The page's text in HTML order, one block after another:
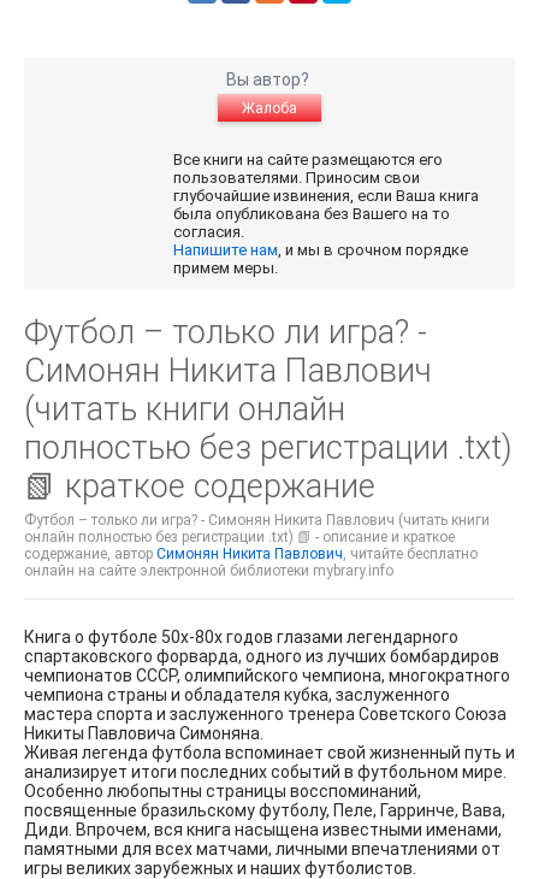
Вы автор?
Жалоба
Все книги на сайте размещаются его
пользователями. Приносим свои
глубочайшие извинения, если Ваша книга
была опубликована без Вашего на то
согласия.
Напишите нам , и мы в срочном порядке
примем меры.
Футбол – только ли игра? -
Симонян Никита Павлович
(читать книги онлайн
полностью без регистрации .txt)
📗 краткое содержание
Футбол – только ли игра? - Симонян Никита Павлович (читать книги
онлайн полностью без регистрации .txt) 📗 - описание и краткое
содержание, автор Симонян Никита Павлович , читайте бесплатно
онлайн на сайте электронной библиотеки mybrary.info
Книга о футболе 50х-80х годов глазами легендарного
спартаковского форварда, одного из лучших бомбардиров
чемпионатов СССР, олимпийского чемпиона, многократного
чемпиона страны и обладателя кубка, заслуженного
мастера спорта и заслуженного тренера Советского Союза
Никиты Павловича Симоняна.
Живая легенда футбола вспоминает свой жизненный путь и
анализирует итоги последних событий в футбольном мире.
Особенно любопытны страницы восспоминаний,
посвященные бразильскому футболу, Пеле, Гарринче, Вава,
Диди. Впрочем, вся книга насыщена известными именами,
памятными для всех матчами, личными впечатлениями от
игры великих зарубежных и наших футболистов.